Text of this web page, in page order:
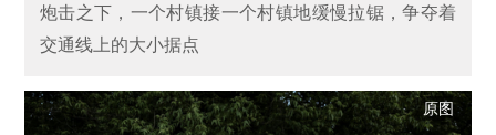
炮击之下，一个村镇接一个村镇地缓慢拉锯，争夺着
交通线上的大小据点
原图